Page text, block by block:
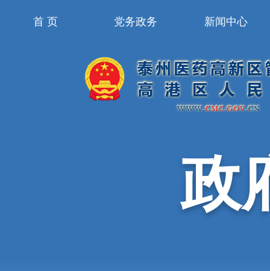
首 页 党务政务 新闻中心
政